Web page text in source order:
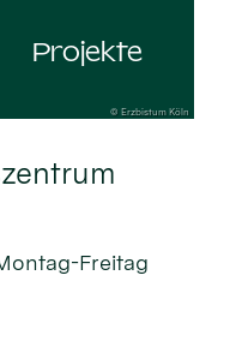
Projekte
© Erzbistum Köln
Freitag